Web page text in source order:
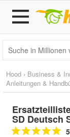
Hood › Business &
Anleitungen &
SD Deutsch
5